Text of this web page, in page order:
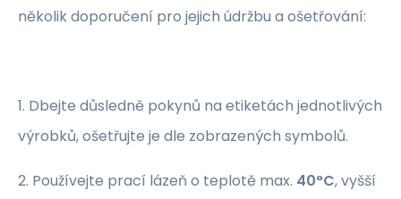
několik doporučení pro jejich údržbu a ošetřování:
1. Dbejte důsledně pokynů na etiketách jednotlivých
výrobků, ošetřujte je dle zobrazených symbolů.
2. Používejte prací lázeň o teplotě max. 40°C, vyšší